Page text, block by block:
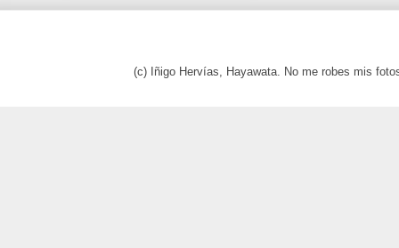
(c) Iñigo Hervías, Hayawata. No me robes mis